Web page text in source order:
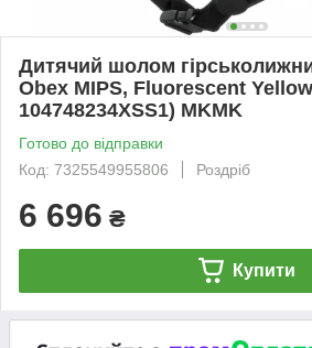
Дитячий шолом
Obex MIPS, Fluorescent
104748234XSS1) MKMK
Готово до відправки
Код: 7325549955806
Роздріб
6 696 ₴
Купити